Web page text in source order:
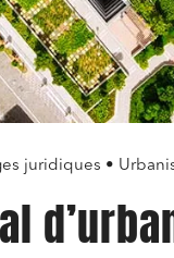
juridiques •